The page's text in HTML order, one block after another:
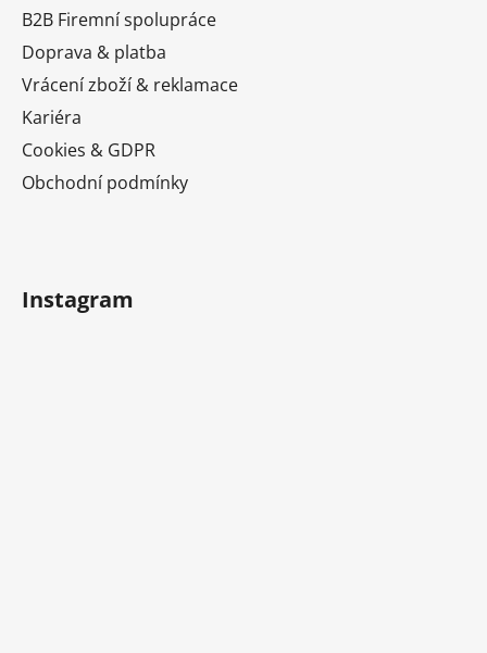
B2B Firemní spolupráce
Doprava & platba
Vrácení zboží & reklamace
Kariéra
Cookies & GDPR
Obchodní podmínky
Instagram